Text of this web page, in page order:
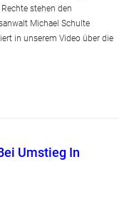
stehen den
Michael Schulte
in unserem Video über die
Umstieg In